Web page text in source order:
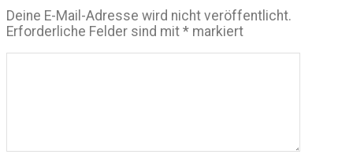
Deine E-Mail-Adresse wird nicht veröffentlicht.
Erforderliche Felder sind mit * markiert